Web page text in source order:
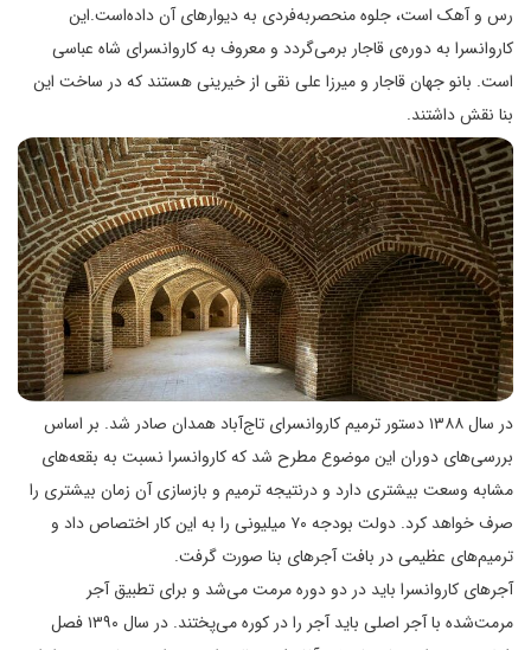
رس و آهک است، جلوه منحصر‌به‌فردی به دیوارهای آن داده‌است.این
کاروانسرا به دوره‌ی قاجار برمی‌گردد و معروف به کاروانسرای شاه عباسی
است. بانو جهان قاجار و میرزا علی نقی از خیرینی هستند که در ساخت این
بنا نقش داشتند.
در سال ۱۳۸۸ دستور ترمیم کاروانسرای تاج‌آباد همدان صادر شد. بر اساس
بررسی‌های دوران این موضوع مطرح شد که کاروانسرا نسبت به بقعه‌های
مشابه وسعت بیشتری دارد و درنتیجه ترمیم و بازسازی آن زمان بیشتری را
صرف خواهد کرد. دولت بودجه ۷۰ میلیونی را به این کار اختصاص داد و
ترمیم‌های عظیمی در بافت آجرهای بنا صورت گرفت.
آجرهای کاروانسرا باید در دو دوره مرمت می‌شد و برای تطبیق آجر
مرمت‌شده با آجر اصلی باید آجر را در کوره می‌پختند. در سال ۱۳۹۰ فصل